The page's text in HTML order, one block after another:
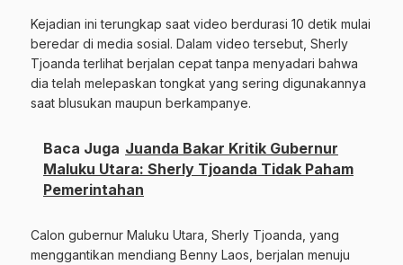
Kejadian ini terungkap saat video berdurasi 10 detik mulai
beredar di media sosial. Dalam video tersebut, Sherly
Tjoanda terlihat berjalan cepat tanpa menyadari bahwa
dia telah melepaskan tongkat yang sering digunakannya
saat blusukan maupun berkampanye.
Baca Juga Juanda Bakar Kritik Gubernur
Maluku Utara: Sherly Tjoanda Tidak Paham
Pemerintahan
Calon gubernur Maluku Utara, Sherly Tjoanda, yang
menggantikan mendiang Benny Laos, berjalan menuju